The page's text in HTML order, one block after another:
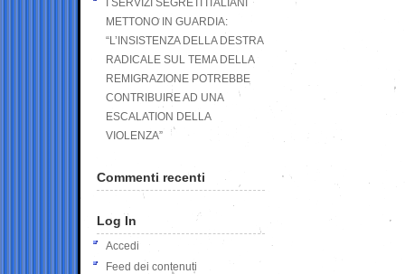
I SERVIZI SEGRETI ITALIANI
METTONO IN GUARDIA:
“L’INSISTENZA DELLA DESTRA
RADICALE SUL TEMA DELLA
REMIGRAZIONE POTREBBE
CONTRIBUIRE AD UNA
ESCALATION DELLA
VIOLENZA”
Commenti recenti
Log In
Accedi
Feed dei contenuti